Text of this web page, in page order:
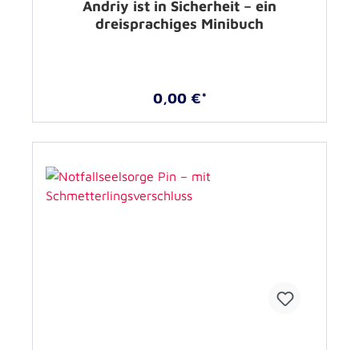
Andriy ist in Sicherheit – ein
dreisprachiges Minibuch
0,00 €*